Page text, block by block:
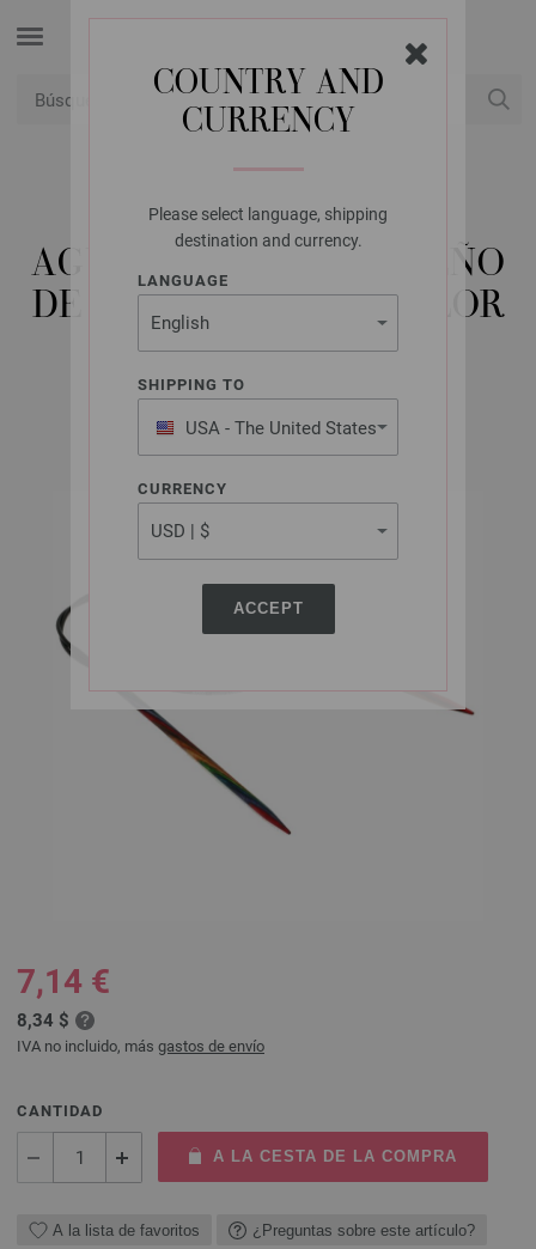
COUNTRY AND
CURRENCY
Please select language, shipping
destination and currency.
LANGUAGE
SHIPPING TO
USA - The United States
of America
CURRENCY
ACCEPT
LANA GROSSA
AGUJA CIRCULAR DISEÑO
DE MADERA MULTICOLOR
NO. 4,0/60CM
7,14 €
8,34 $
IVA no incluido, más gastos de envío
CANTIDAD
A LA CESTA DE LA COMPRA
A la lista de favoritos ¿Preguntas sobre este artículo?